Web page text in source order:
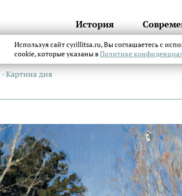
История
›Картина дня
Используя сайт cyrillitsa.ru, Вы соглашаетесь с
cookie, которые указаны вПолитике